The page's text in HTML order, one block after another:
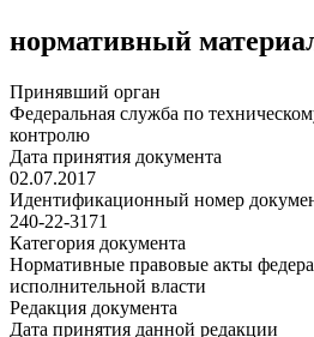
нормативный
Принявший орган
Федеральная служба по
контролю
Дата принятия документа
02.07.2017
Идентификационный номер
240-22-3171
Категория документа
Нормативные правовые акты
исполнительной власти
Редакция документа
Дата принятия данной редакции